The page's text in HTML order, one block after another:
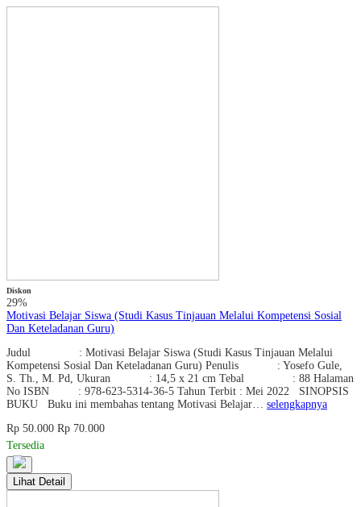
Diskon
29%
Motivasi Belajar Siswa (Studi Kasus Tinjauan Melalui Kompetensi Sosial
Dan Keteladanan Guru)
Judul : Motivasi Belajar Siswa (Studi Kasus Tinjauan Melalui
Kompetensi Sosial Dan Keteladanan Guru) Penulis : Yosefo Gule,
S. Th., M. Pd, Ukuran : 14,5 x 21 cm Tebal : 88 Halaman
No ISBN : 978-623-5314-36-5 Tahun Terbit : Mei 2022 SINOPSIS
BUKU Buku ini membahas tentang Motivasi Belajar… selengkapnya
Rp 50.000 Rp 70.000
Tersedia
Lihat Detail